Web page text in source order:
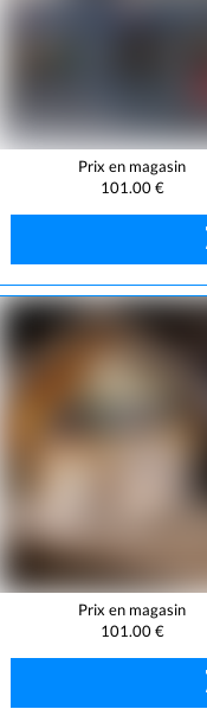
Prix en magasin
101.00 €
Prix en magasin
101.00 €